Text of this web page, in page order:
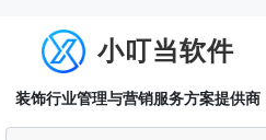
小叮当软件
装饰行业管理与营销服务方案提供商